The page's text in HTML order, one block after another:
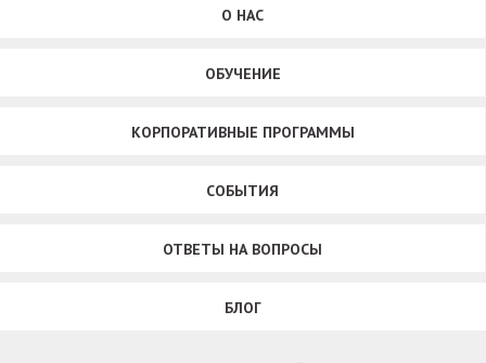
О НАС
ОБУЧЕНИЕ
КОРПОРАТИВНЫЕ ПРОГРАММЫ
СОБЫТИЯ
ОТВЕТЫ НА ВОПРОСЫ
БЛОГ